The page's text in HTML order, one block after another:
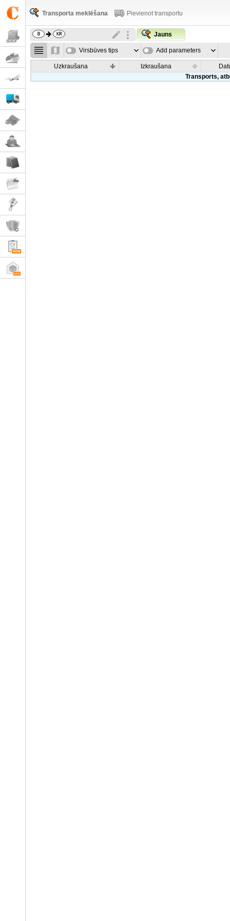
Transporta meklēšana Pievienot transportu
Jauns
Virsbūves tips Add parameters
Uzkraušana Izkraušana
Transports,